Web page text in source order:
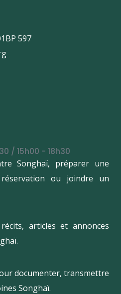
597
/ 15h00 - 18h30
Songhaï, préparer une
ou joindre un
articles et annonces
documenter, transmettre
Songhaï.